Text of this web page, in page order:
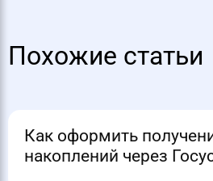
Похожие статьи
Как оформить
накоплений через